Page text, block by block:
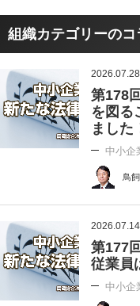
組織カテゴリーのコ
2026.07.28
第178
を図る
ました
中小企
鳥
2026.07.14
第177
従業員
中小企